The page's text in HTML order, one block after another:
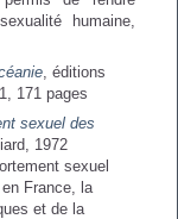
humaine,
, éditions
171 pages
sexuel des
1972
sexuel
France, la
et de la